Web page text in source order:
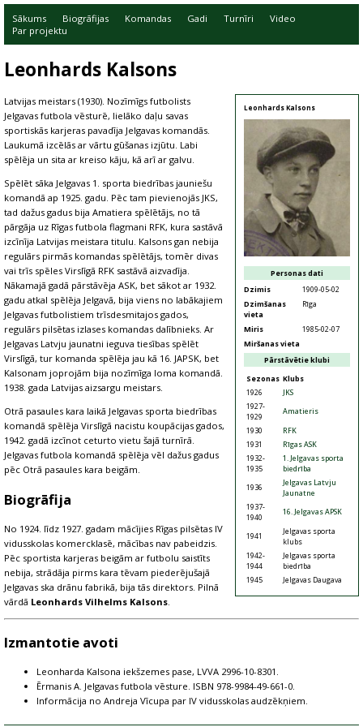
Sākums Biogrāfijas Komandas Gadi Turnīri
Video
Par projektu
Leonhards Kalsons
Leonhards Kalsons
Personas dati
Dzimis
1909-05-02
Dzimšanas
vieta
Rīga
Miris
1985-02-07
Miršanas vieta
Pārstāvētie klubi
Sezonas Klubs
1926
JKS
1927-
1929
Amatieris
1930
RFK
1931
Rīgas ASK
1932-
1935
1. Jelgavas sporta
biedrība
1936
Jelgavas Latvju
Jaunatne
1937-
1940
16. Jelgavas APSK
1941
Jelgavas sporta
klubs
1942-
1944
Jelgavas sporta
biedrība
1945
Jelgavas Daugava
Latvijas meistars (1930). Nozīmīgs futbolists
Jelgavas futbola vēsturē, lielāko daļu savas
sportiskās karjeras pavadīja Jelgavas komandās.
Laukumā izcēlās ar vārtu gūšanas izjūtu. Labi
spēlēja un sita ar kreiso kāju, kā arī ar galvu.
Spēlēt sāka Jelgavas 1. sporta biedrības jauniešu
komandā ap 1925. gadu. Pēc tam pievienojās JKS,
tad dažus gadus bija Amatiera spēlētājs, no tā
pārgāja uz Rīgas futbola flagmani RFK, kura sastāvā
izcīnīja Latvijas meistara titulu. Kalsons gan nebija
regulārs pirmās komandas spēlētājs, tomēr divas
vai trīs spēles Virslīgā RFK sastāvā aizvadīja.
Nākamajā gadā pārstāvēja ASK, bet sākot ar 1932.
gadu atkal spēlēja Jelgavā, bija viens no labākajiem
Jelgavas futbolistiem trīsdesmitajos gados,
regulārs pilsētas izlases komandas dalībnieks. Ar
Jelgavas Latvju jaunatni ieguva tiesības spēlēt
Virslīgā, tur komanda spēlēja jau kā 16. JAPSK, bet
Kalsonam joprojām bija nozīmīga loma komandā.
1938. gada Latvijas aizsargu meistars.
Otrā pasaules kara laikā Jelgavas sporta biedrības
komandā spēlēja Virslīgā nacistu koupācijas gados,
1942. gadā izcīnot ceturto vietu šajā turnīrā.
Jelgavas futbola komandā spēlēja vēl dažus gadus
pēc Otrā pasaules kara beigām.
Biogrāfija
No 1924. līdz 1927. gadam mācījies Rīgas pilsētas IV
vidusskolas komercklasē, mācības nav pabeidzis.
Pēc sportista karjeras beigām ar futbolu saistīts
nebija, strādāja pirms kara tēvam piederējušajā
Jelgavas ska drānu fabrikā, bija tās direktors. Pilnā
vārdā Leonhards Vilhelms Kalsons.
Izmantotie avoti
Leonharda Kalsona iekšzemes pase, LVVA 2996-10-8301.
Ērmanis A. Jelgavas futbola vēsture. ISBN 978-9984-49-661-0.
Informācija no Andreja Vīcupa par IV vidusskolas audzēkņiem.